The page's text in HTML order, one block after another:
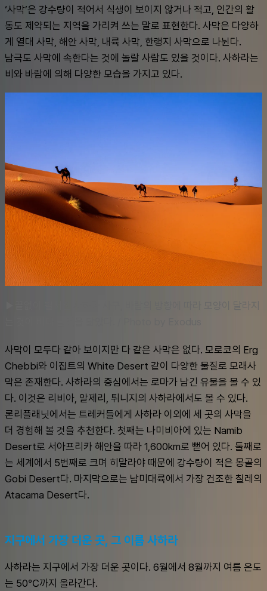
‘사막’은 강수량이 적어서 식생이 보이지 않거나 적고, 인간의 활
동도 제약되는 지역을 가리켜 쓰는 말로 표현한다. 사막은 다양하
게 열대 사막, 해안 사막, 내륙 사막, 한랭지 사막으로 나뉜다.
남극도 사막에 속한다는 것에 놀랄 사람도 있을 것이다. 사하라는
비와 바람에 의해 다양한 모습을 가지고 있다.
▶끝없이 펼쳐진 사하라 사구, 바람의 방향에 따라 모양이 달라지
사막이 모두다 같아 보이지만 다 같은 사막은 없다. 모로코의 Erg
Chebbi와 이집트의 White Desert 같이 다양한 물질로 모래사
막은 존재한다. 사하라의 중심에서는 로마가 남긴 유물을 볼 수 있
다. 이것은 리비아, 알제리, 튀니지의 사하라에서도 볼 수 있다.
론리플래닛에서는 트레커들에게 사하라 이외에 세 곳의 사막을
더 경험해 볼 것을 추천한다. 첫째는 나미비아에 있는 Namib
Desert로 서아프리카 해안을 따라 1,600km로 뻗어 있다. 둘째로
는 세계에서 5번째로 크며 히말라야 때문에 강수량이 적은 몽골의
Gobi Desert다. 마지막으로는 남미대륙에서 가장 건조한 칠레의
Atacama Desert다.
지구에서 가장 더운 곳, 그 이름 사하라
사하라는 지구에서 가장 더운 곳이다. 6월에서 8월까지 여름 온도
는 50℃까지 올라간다.